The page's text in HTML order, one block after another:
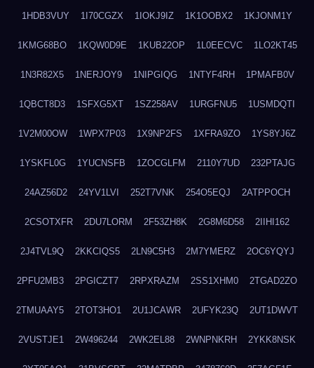
1HDB3VUY 1I70CGZX 1IOKJ9IZ 1K1OOBX2 1KJONM1Y
1KMG68BO 1KQW0D9E 1KUB22OP 1L0EECVC 1LO2KT45
1N3R82X5 1NERJOY9 1NIPGIQG 1NTYF4RH 1PMAFB0V
1QBCT8D3 1SFXG5XT 1SZ258AV 1URGFNU5 1USMDQTI
1V2M00OW 1WPX7P03 1X9NP2FS 1XFRA9ZO 1YS8YJ6Z
1YSKFL0G 1YUCNSFB 1ZOCGLFM 2110Y7UD 232PTAJG
24AZ56D2 24YV1LVI 252T7VNK 254O5EQJ 2ATPPOCH
2CSOTXFR 2DU7LORM 2F53ZH8K 2G8M6D58 2IIHI162
2J4TVL9Q 2KKCIQS5 2LN9C5H3 2M7YMERZ 2OC6YQYJ
2PFU2MB3 2PGICZT7 2RPXRAZM 2SS1XHM0 2TGAD2ZO
2TMUAAY5 2TOT3HO1 2U1JCAWR 2UFYK23Q 2UT1DWVT
2VUSTJE1 2W496244 2WK2EL88 2WNPNKRH 2YKK8NSK